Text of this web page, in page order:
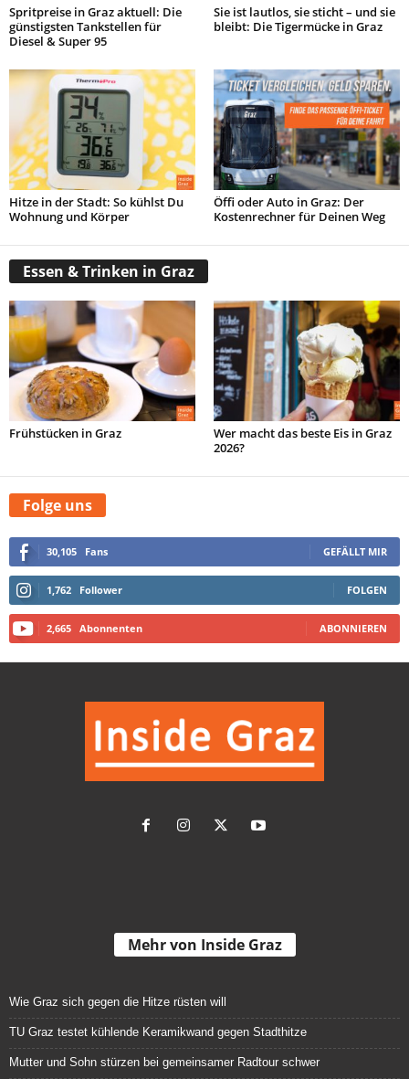
Spritpreise in Graz aktuell: Die
günstigsten Tankstellen für
Diesel & Super 95
Sie ist lautlos, sie sticht – und sie
bleibt: Die Tigermücke in Graz
Hitze in der Stadt: So kühlst Du
Wohnung und Körper
Öffi oder Auto in Graz: Der
Kostenrechner für Deinen Weg
Essen & Trinken in Graz
Frühstücken in Graz
Wer macht das beste Eis in Graz
2026?
Folge uns
30,105 Fans GEFÄLLT MIR
1,762 Follower FOLGEN
2,665 Abonnenten ABONNIEREN
Mehr von Inside Graz
Wie Graz sich gegen die Hitze rüsten will
TU Graz testet kühlende Keramikwand gegen Stadthitze
Mutter und Sohn stürzen bei gemeinsamer Radtour schwer